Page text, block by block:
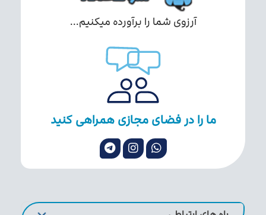
آرزوی شما را برآورده میکنیم...
ما را در فضای مجازی همراهی کنید